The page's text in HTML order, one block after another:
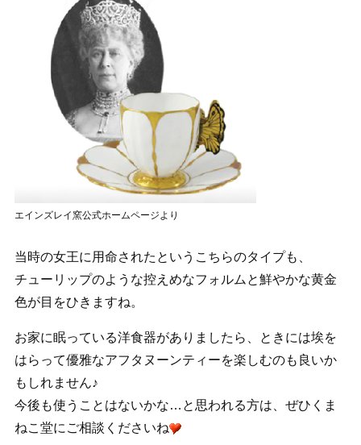
エインズレイ窯公式ホームページより
当時の女王に用命されたというこちらのタイプも、
チューリップのような控えめなフォルムと鮮やかな黄金
色が目をひきますね。
お家に眠っている洋食器がありましたら、ときには埃を
はらって優雅なアフタヌーンティーを楽しむのも良いか
もしれません♪
今後も使うことはないかな…と思われる方は、ぜひくま
ねこ堂にご相談くださいね